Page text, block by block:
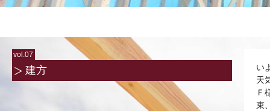
vol.07
建方
い
天
Ｆ
束